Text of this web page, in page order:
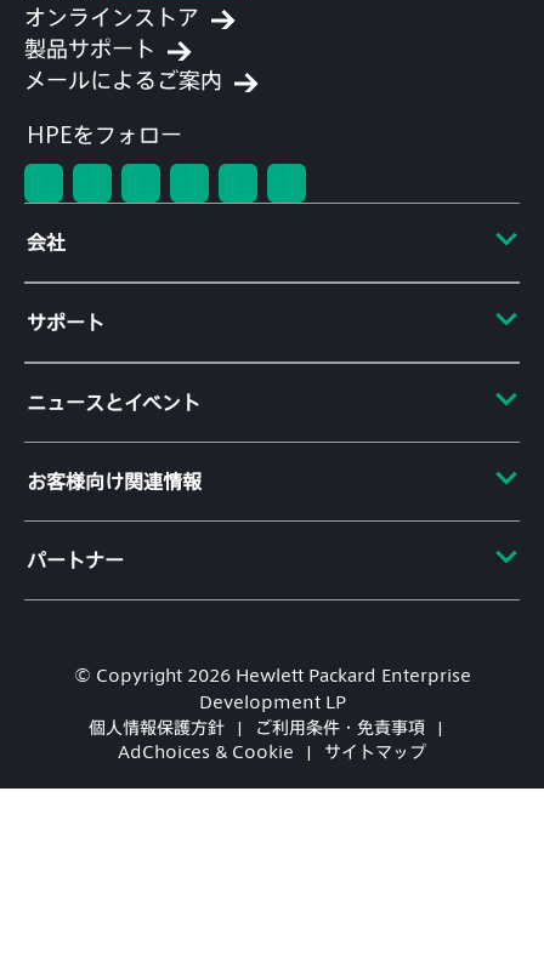
オンラインストア
製品サポート
メールによるご案内
HPEをフォロー
会社
アクセシビリティ
採用情報
企業責任
HPE Labs
投資家向け情報
公共政策
サポート
製品の返却とリサイクル
製品サポート
ソフトウェアおよびドライバー
標準保証確認
ニュースとイベント
HPE Discover
ローカルイベント
ニュースルーム
HPEからのお知らせ
お客様向け関連情報
教育とトレーニング
Eメール登録
ファイナンシャルサービス
HPEコミュニティ
HPE Customer Center
HPEサインイン
パートナー
パートナープログラム
© Copyright 2026 Hewlett Packard Enterprise
Development LP
個人情報保護方針
ご利用条件・免責事項
AdChoices & Cookie
サイトマップ